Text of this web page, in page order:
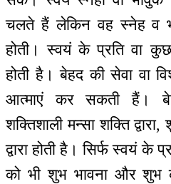
चलते हैं लेकिन वह स्नेह व
होती। स्वयं के प्रति वा
होती है। बेहद की सेवा वा
आत्माएं कर सकती हैं।
शक्तिशाली मन्सा शक्ति
द्वारा होती है। सिर्फ स्वयं के
को भी शुभ भावना और शुभ